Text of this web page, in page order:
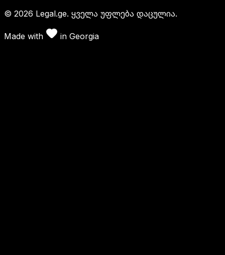
© 2026 Legal.ge. ყველა უფლება დაცულია.
Made with in Georgia